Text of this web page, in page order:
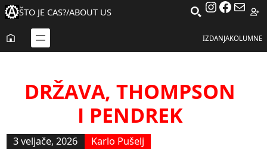
Skoči
do
sadržaja
ŠTO JE CAS?/ABOUT US Mail
IZDANJAKOLUMNE
DRŽAVA, THOMPSON
I PENDREK
3 veljače, 2026 Karlo Pušelj